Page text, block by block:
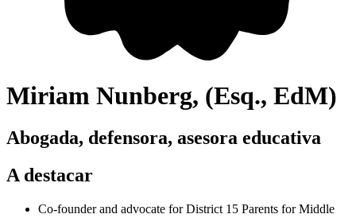
Miriam Nunberg, (Esq., EdM)
Abogada, defensora, asesora educativa
A destacar
Co-founder and advocate for District 15 Parents for Middle